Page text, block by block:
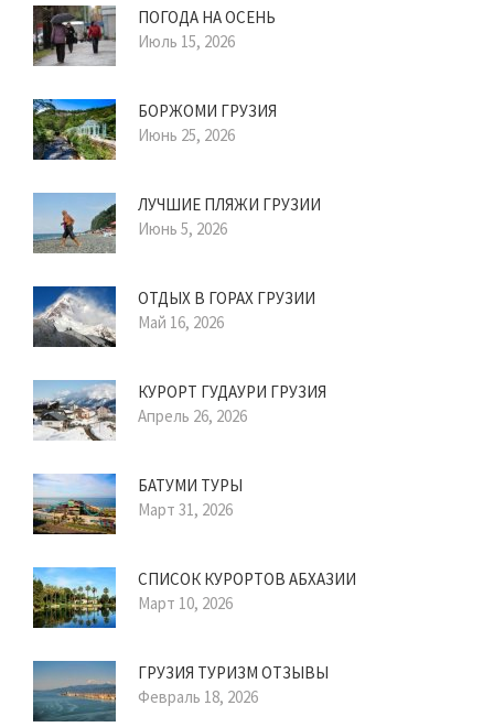
ПОГОДА НА ОСЕНЬ
Июль 15, 2026
БОРЖОМИ ГРУЗИЯ
Июнь 25, 2026
ЛУЧШИЕ ПЛЯЖИ ГРУЗИИ
Июнь 5, 2026
ОТДЫХ В ГОРАХ ГРУЗИИ
Май 16, 2026
КУРОРТ ГУДАУРИ ГРУЗИЯ
Апрель 26, 2026
БАТУМИ ТУРЫ
Март 31, 2026
СПИСОК КУРОРТОВ АБХАЗИИ
Март 10, 2026
ГРУЗИЯ ТУРИЗМ ОТЗЫВЫ
Февраль 18, 2026